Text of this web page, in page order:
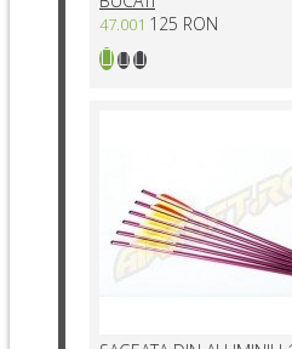
47.001 125 RON